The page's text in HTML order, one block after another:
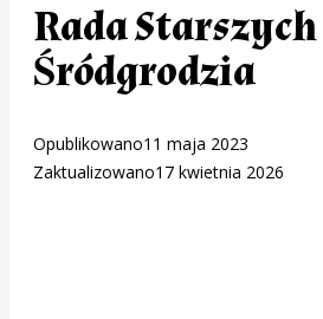
Rada Starszych
Śródgrodzia
Opublikowano11 maja 2023
Zaktualizowano17 kwietnia 2026